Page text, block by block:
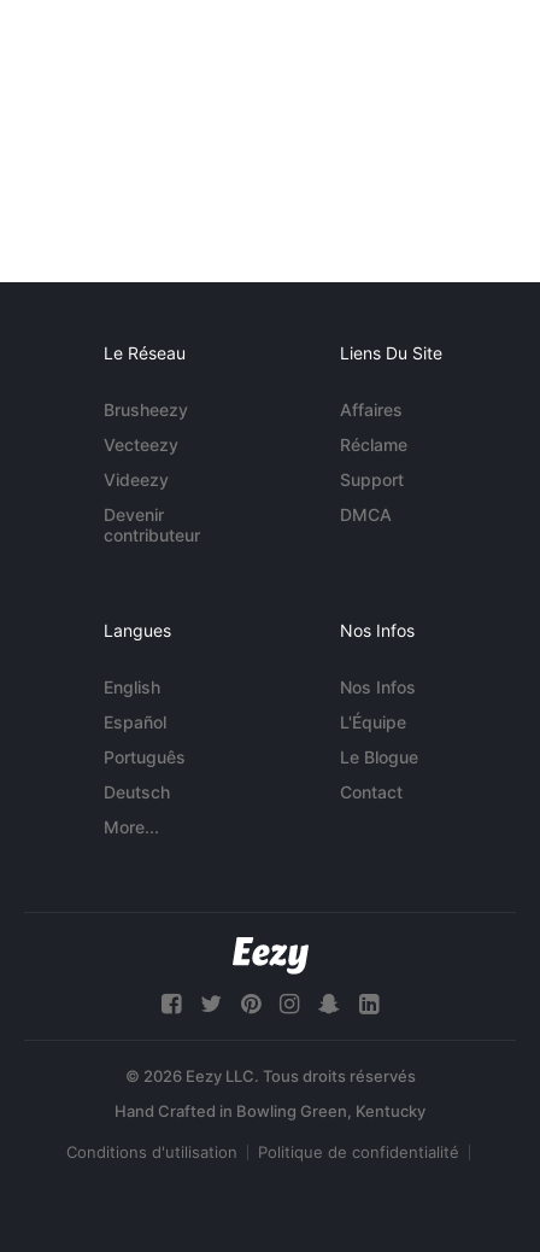
Le Réseau
Brusheezy
Vecteezy
Videezy
Devenir
contributeur
Liens Du Site
Affaires
Réclame
Support
DMCA
Langues
English
Español
Português
Deutsch
More...
Nos Infos
Nos Infos
L'Équipe
Le Blogue
Contact
© 2026 Eezy LLC. Tous droits réservés
Conditions d'utilisation Politique de confidentialité